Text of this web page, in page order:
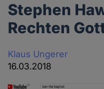
Stephen
Rechten
Klaus Ungerer
16.03.2018